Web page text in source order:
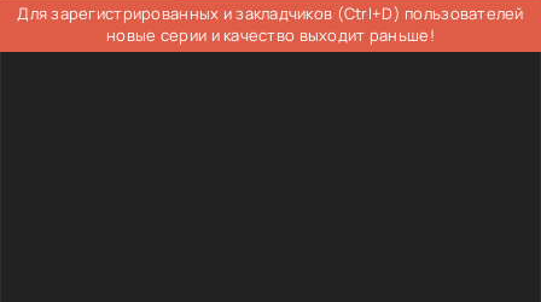
Для зарегистрированных и закладчиков (Ctrl+D) пользователей
новые серии и качество выходит раньше!